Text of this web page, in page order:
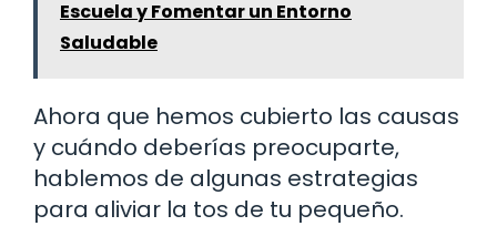
Escuela y Fomentar un Entorno
Saludable
Ahora que hemos cubierto las causas
y cuándo deberías preocuparte,
hablemos de algunas estrategias
para aliviar la tos de tu pequeño.